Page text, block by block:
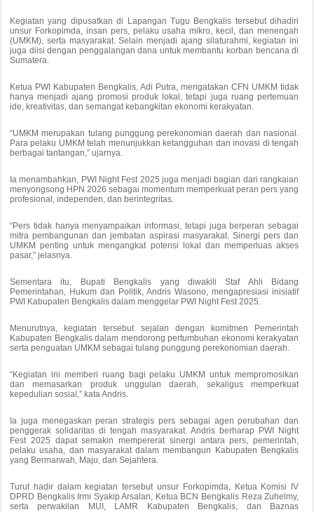
Kegiatan yang dipusatkan di Lapangan Tugu Bengkalis tersebut dihadiri
unsur Forkopimda, insan pers, pelaku usaha mikro, kecil, dan menengah
(UMKM), serta masyarakat. Selain menjadi ajang silaturahmi, kegiatan ini
juga diisi dengan penggalangan dana untuk membantu korban bencana di
Sumatera.
Ketua PWI Kabupaten Bengkalis, Adi Putra, mengatakan CFN UMKM tidak
hanya menjadi ajang promosi produk lokal, tetapi juga ruang pertemuan
ide, kreativitas, dan semangat kebangkitan ekonomi kerakyatan.
“UMKM merupakan tulang punggung perekonomian daerah dan nasional.
Para pelaku UMKM telah menunjukkan ketangguhan dan inovasi di tengah
berbagai tantangan,” ujarnya.
Ia menambahkan, PWI Night Fest 2025 juga menjadi bagian dari rangkaian
menyongsong HPN 2026 sebagai momentum memperkuat peran pers yang
profesional, independen, dan berintegritas.
“Pers tidak hanya menyampaikan informasi, tetapi juga berperan sebagai
mitra pembangunan dan jembatan aspirasi masyarakat. Sinergi pers dan
UMKM penting untuk mengangkat potensi lokal dan memperluas akses
pasar,” jelasnya.
Sementara itu, Bupati Bengkalis yang diwakili Staf Ahli Bidang
Pemerintahan, Hukum dan Politik, Andris Wasono, mengapresiasi inisiatif
PWI Kabupaten Bengkalis dalam menggelar PWI Night Fest 2025.
Menurutnya, kegiatan tersebut sejalan dengan komitmen Pemerintah
Kabupaten Bengkalis dalam mendorong pertumbuhan ekonomi kerakyatan
serta penguatan UMKM sebagai tulang punggung perekonomian daerah.
“Kegiatan ini memberi ruang bagi pelaku UMKM untuk mempromosikan
dan memasarkan produk unggulan daerah, sekaligus memperkuat
kepedulian sosial,” kata Andris.
Ia juga menegaskan peran strategis pers sebagai agen perubahan dan
penggerak solidaritas di tengah masyarakat. Andris berharap PWI Night
Fest 2025 dapat semakin mempererat sinergi antara pers, pemerintah,
pelaku usaha, dan masyarakat dalam membangun Kabupaten Bengkalis
yang Bermarwah, Maju, dan Sejahtera.
Turut hadir dalam kegiatan tersebut unsur Forkopimda, Ketua Komisi IV
DPRD Bengkalis Irmi Syakip Arsalan, Ketua BCN Bengkalis Reza Zuhelmy,
serta perwakilan MUI, LAMR Kabupaten Bengkalis, dan Baznas